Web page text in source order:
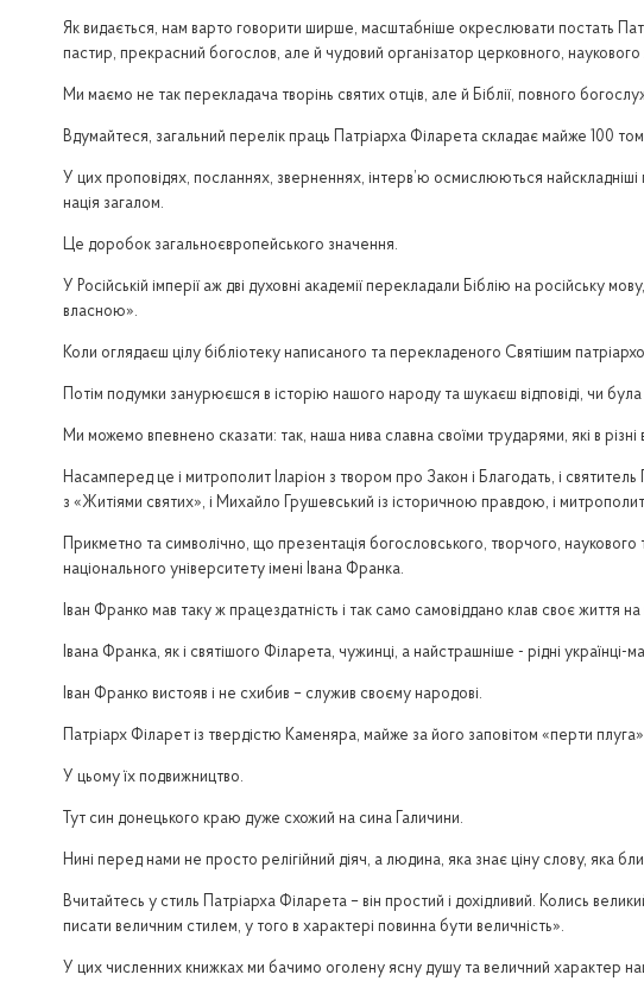
Як видається, нам варто говорити ширше, масштабніше окреслювати постать
пастир, прекрасний богослов, але й чудовий організатор церковного, наукового
Ми маємо не так перекладача творінь святих отців, але й Біблії, повного
Вдумайтеся, загальний перелік праць Патріарха Філарета складає майже 100
У цих проповідях, посланнях, зверненнях, інтерв’ю осмислюються
нація загалом.
Це доробок загальноєвропейського значення.
У Російській імперії аж дві духовні академії перекладали Біблію на російську
власною».
Коли оглядаєш цілу бібліотеку написаного та перекладеного Святішим
Потім подумки занурюєшся в історію нашого народу та шукаєш відповіді, чи
Ми можемо впевнено сказати: так, наша нива славна своїми трударями, які в
Насамперед це і митрополит Іларіон з твором про Закон і Благодать, і
з «Житіями святих», і Михайло Грушевський із історичною правдою, і
Прикметно та символічно, що презентація богословського, творчого, наукового
національного університету імені Івана Франка.
Іван Франко мав таку ж працездатність і так само самовіддано клав своє життя на
Івана Франка, як і святішого Філарета, чужинці, а найстрашніше - рідні
Іван Франко вистояв і не схибив – служив своєму народові.
Патріарх Філарет із твердістю Каменяра, майже за його заповітом «перти
У цьому їх подвижництво.
Тут син донецького краю дуже схожий на сина Галичини.
Нині перед нами не просто релігійний діяч, а людина, яка знає ціну слову, яка
Вчитайтесь у стиль Патріарха Філарета – він простий і дохідливий. Колись
писати величним стилем, у того в характері повинна бути величність».
У цих численних книжках ми бачимо оголену ясну душу та величний характер